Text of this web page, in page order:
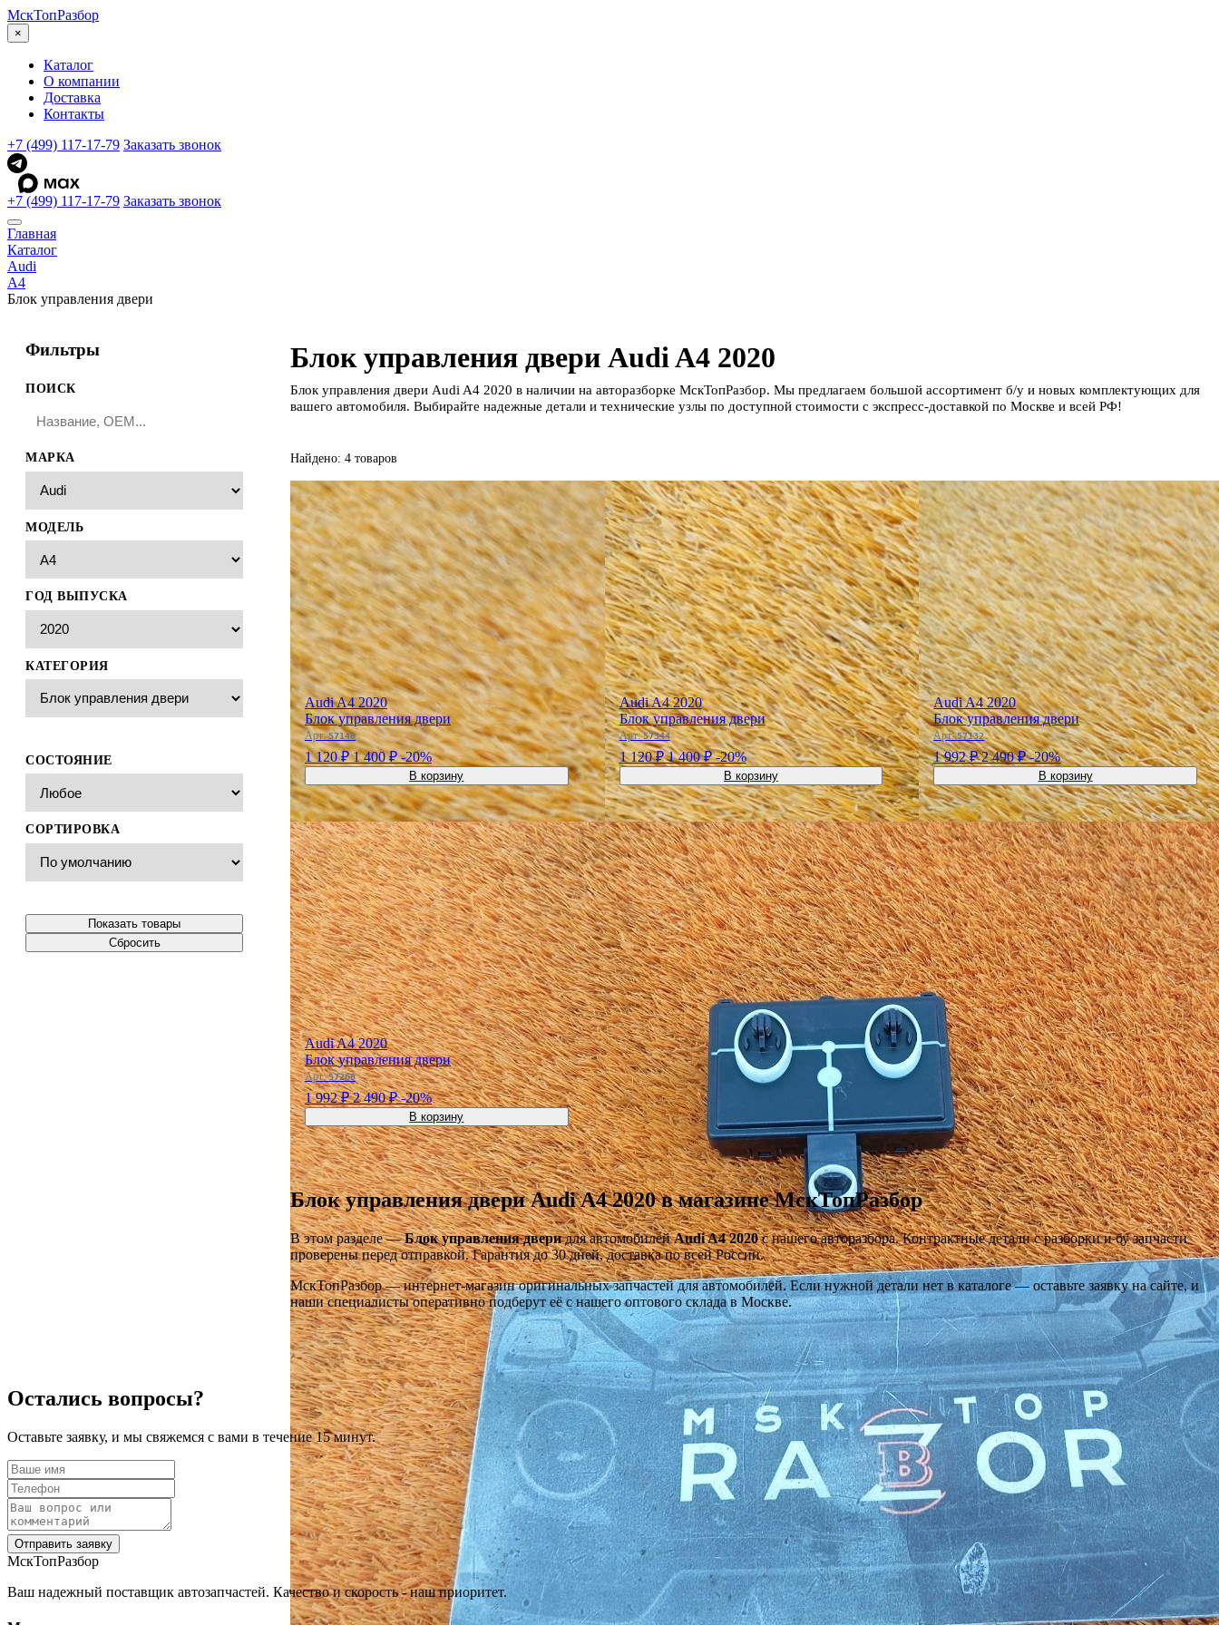
МскТопРазбор
×
Каталог
О компании
Доставка
Контакты
+7 (499) 117-17-79 Заказать звонок
+7 (499) 117-17-79 Заказать звонок
Главная
Каталог
Audi
A4
Блок управления двери
Фильтры
ПОИСК
МАРКА
МОДЕЛЬ
ГОД ВЫПУСКА
КАТЕГОРИЯ
СОСТОЯНИЕ
СОРТИРОВКА
Показать товары
Сбросить
Блок управления двери Audi A4 2020
Блок управления двери Audi A4 2020 в наличии на авторазборке МскТопРазбор. Мы предлагаем большой ассортимент б/у и новых комплектующих для
вашего автомобиля. Выбирайте надежные детали и технические узлы по доступной стоимости с экспресс-доставкой по Москве и всей РФ!
Найдено: 4 товаров
‹ ›
OEM: 4M0959795M, 4M0959795J
Audi A4 2020
Блок управления двери
Арт:57148
1 120 ₽1 400 ₽-20%
В корзину
‹ ›
OEM: 4M0959795M, 4M0959795J
Audi A4 2020
Блок управления двери
Арт:57344
1 120 ₽1 400 ₽-20%
В корзину
‹ ›
OEM: 4M0959792M
Audi A4 2020
Блок управления двери
Арт:57132
1 992 ₽2 490 ₽-20%
В корзину
Audi A4 2020
Блок управления двери
Арт:57268
1 992 ₽2 490 ₽-20%
В корзину
Блок управления двери Audi A4 2020 в магазине МскТопРазбор
В этом разделе —Блок управления дверидля автомобилейAudi A4 2020с нашего авторазбора. Контрактные детали с разборки и бу запчасти
проверены перед отправкой. Гарантия до 30 дней, доставка по всей России.
МскТопРазбор — интернет-магазин оригинальных запчастей для автомобилей. Если нужной детали нет в каталоге — оставьте заявку на сайте, и
наши специалисты оперативно подберут её с нашего оптового склада в Москве.
Остались вопросы?
Оставьте заявку, и мы свяжемся с вами в течение 15 минут.
Отправить заявку
МскТопРазбор
Ваш надежный поставщик автозапчастей. Качество и скорость - наш приоритет.